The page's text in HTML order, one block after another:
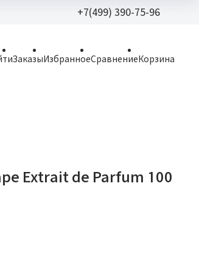
+7(499) 390-75-96
ЗаказыИзбранноеСравнениеКорзина
Extrait de Parfum 100